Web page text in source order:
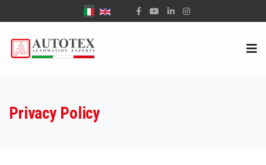
Seleziona la tua lingua
Privacy Policy